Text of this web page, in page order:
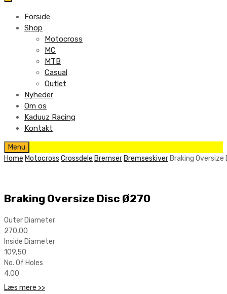
Forside
Shop
Motocross
MC
MTB
Casual
Outlet
Nyheder
Om os
Kaduuz Racing
Kontakt
Skip
to
Menu
Home Motocross Crossdele Bremser Bremseskiver Braking Oversize
Braking Oversize Disc Ø270
Outer Diameter
270,00
Inside Diameter
109,50
No. Of Holes
4,00
Læs mere >>